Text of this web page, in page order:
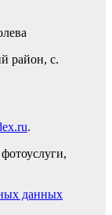
район, с.
.
фотоуслуги,
данных